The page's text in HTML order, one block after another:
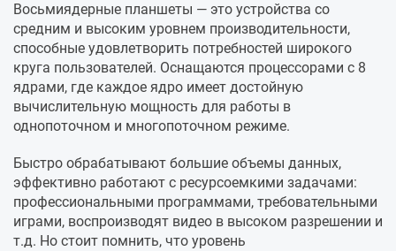
Восьмиядерные планшеты — это устройства со
средним и высоким уровнем производительности,
способные удовлетворить потребностей широкого
круга пользователей. Оснащаются процессорами с 8
ядрами, где каждое ядро имеет достойную
вычислительную мощность для работы в
однопоточном и многопоточном режиме.
Быстро обрабатывают большие объемы данных,
эффективно работают с ресурсоемкими задачами:
профессиональными программами, требовательными
играми, воспроизводят видео в высоком разрешении и
т.д. Но стоит помнить, что уровень